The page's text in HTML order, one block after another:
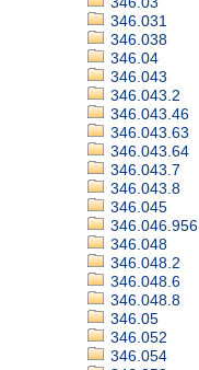
346.031
346.038
346.04
346.043
346.043.2
346.043.46
346.043.63
346.043.64
346.043.7
346.043.8
346.045
346.046.956
346.048
346.048.2
346.048.6
346.048.8
346.05
346.052
346.054